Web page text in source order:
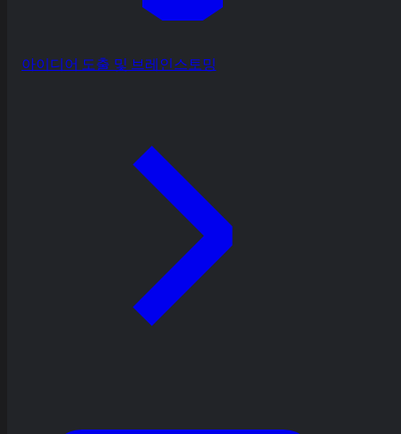
아이디어 도출 및 브레인스토밍